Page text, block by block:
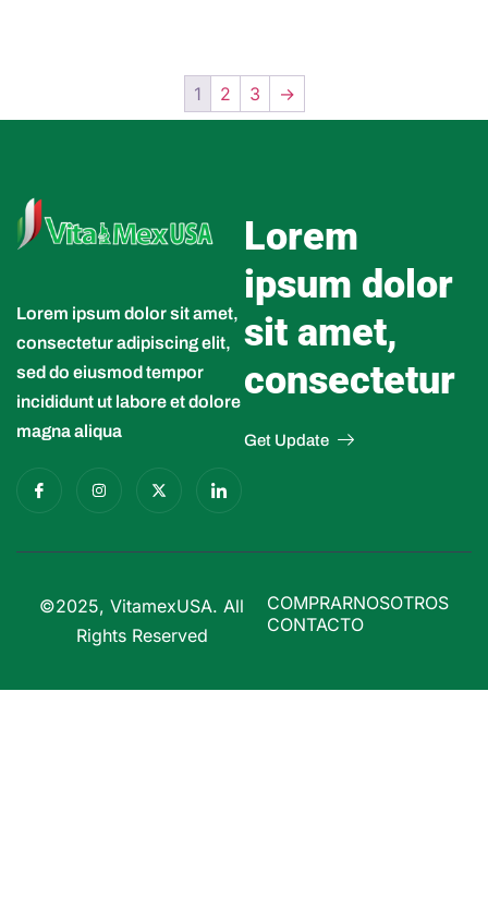
1 2 3 →
Lorem ipsum dolor sit amet,
consectetur adipiscing elit,
sed do eiusmod tempor
incididunt ut labore et dolore
magna aliqua
Lorem
ipsum dolor
sit amet,
consectetur
Get Update
©2025, VitamexUSA. All
Rights Reserved
COMPRARNOSOTROS
CONTACTO